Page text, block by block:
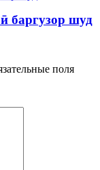
баргузор шуд
поля